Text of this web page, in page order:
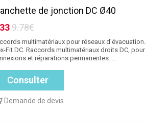
de jonction DC Ø40
9.78€
multimatériaux pour réseaux d'évacuation.
Fit DC. Raccords multimatériaux droits DC, pour
et réparations permanentes.....
Consulter
Demande de devis